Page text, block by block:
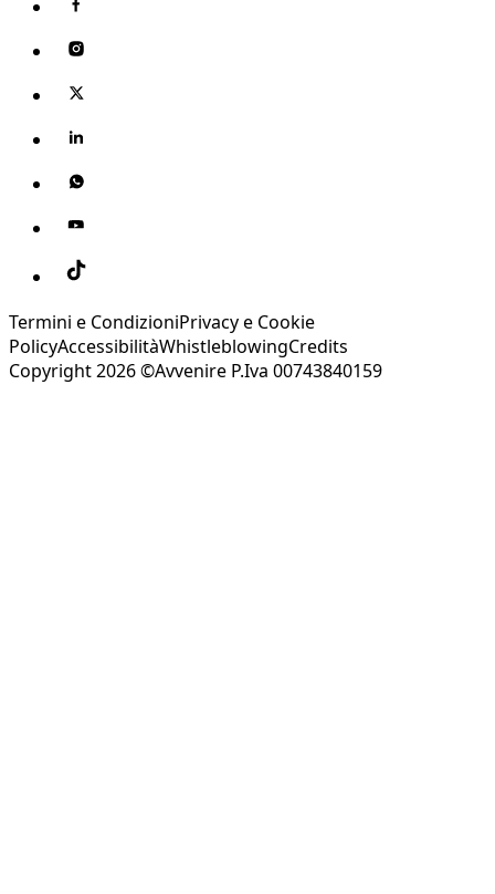
Termini e CondizioniPrivacy e Cookie
PolicyAccessibilitàWhistleblowingCredits
Copyright 2026 ©Avvenire P.Iva 00743840159